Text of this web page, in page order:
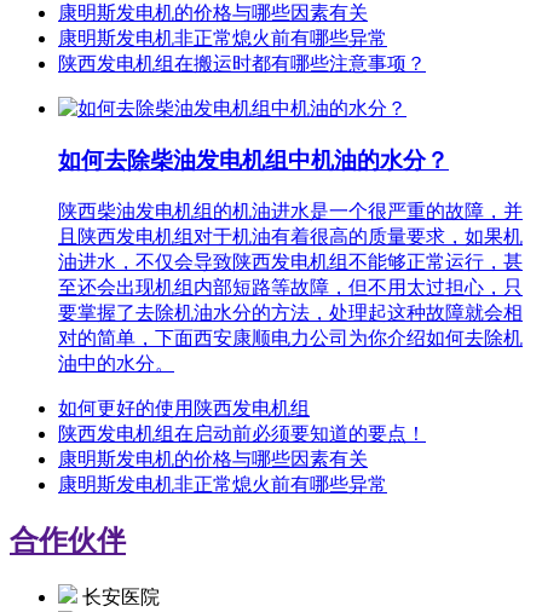
康明斯发电机的价格与哪些因素有关
康明斯发电机非正常熄火前有哪些异常
陕西发电机组在搬运时都有哪些注意事项？
如何去除柴油发电机组中机油的水分？
陕西柴油发电机组的机油进水是一个很严重的故障，并
且陕西发电机组对于机油有着很高的质量要求，如果机
油进水，不仅会导致陕西发电机组不能够正常运行，甚
至还会出现机组内部短路等故障，但不用太过担心，只
要掌握了去除机油水分的方法，处理起这种故障就会相
对的简单，下面西安康顺电力公司为你介绍如何去除机
油中的水分。
如何更好的使用陕西发电机组
陕西发电机组在启动前必须要知道的要点！
康明斯发电机的价格与哪些因素有关
康明斯发电机非正常熄火前有哪些异常
合作伙伴
长安医院